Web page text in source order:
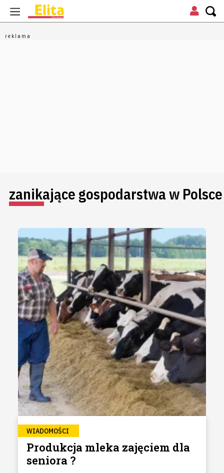
zanikające gospodarstwa w Polsce
WIADOMOŚCI
Produkcja mleka zajęciem dla
seniora ?